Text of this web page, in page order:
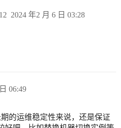
2024 年2 月 6 日 03:28
12
06:49
的运维稳定性来说，还是保证